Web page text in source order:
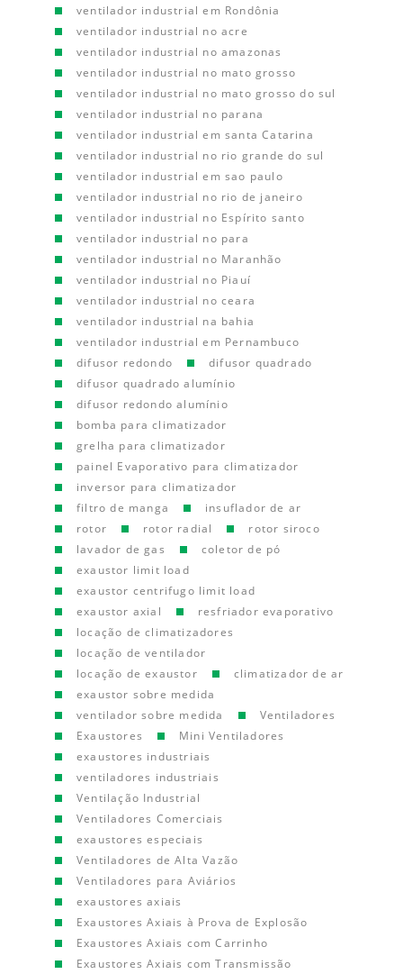
ventilador industrial em Rondônia
ventilador industrial no acre
ventilador industrial no amazonas
ventilador industrial no mato grosso
ventilador industrial no mato grosso do sul
ventilador industrial no parana
ventilador industrial em santa Catarina
ventilador industrial no rio grande do sul
ventilador industrial em sao paulo
ventilador industrial no rio de janeiro
ventilador industrial no Espírito santo
ventilador industrial no para
ventilador industrial no Maranhão
ventilador industrial no Piauí
ventilador industrial no ceara
ventilador industrial na bahia
ventilador industrial em Pernambuco
difusor redondo
difusor quadrado
difusor quadrado alumínio
difusor redondo alumínio
bomba para climatizador
grelha para climatizador
painel Evaporativo para climatizador
inversor para climatizador
filtro de manga
insuflador de ar
rotor
rotor radial
rotor siroco
lavador de gas
coletor de pó
exaustor limit load
exaustor centrifugo limit load
exaustor axial
resfriador evaporativo
locação de climatizadores
locação de ventilador
locação de exaustor
climatizador de ar
exaustor sobre medida
ventilador sobre medida
Ventiladores
Exaustores
Mini Ventiladores
exaustores industriais
ventiladores industriais
Ventilação Industrial
Ventiladores Comerciais
exaustores especiais
Ventiladores de Alta Vazão
Ventiladores para Aviários
exaustores axiais
Exaustores Axiais à Prova de Explosão
Exaustores Axiais com Carrinho
Exaustores Axiais com Transmissão